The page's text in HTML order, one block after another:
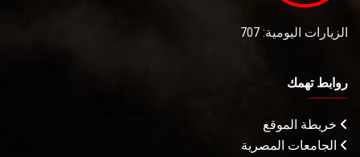
الزيارات اليومية: 707
روابط تهمك
خريطة الموقع
الجامعات المصرية